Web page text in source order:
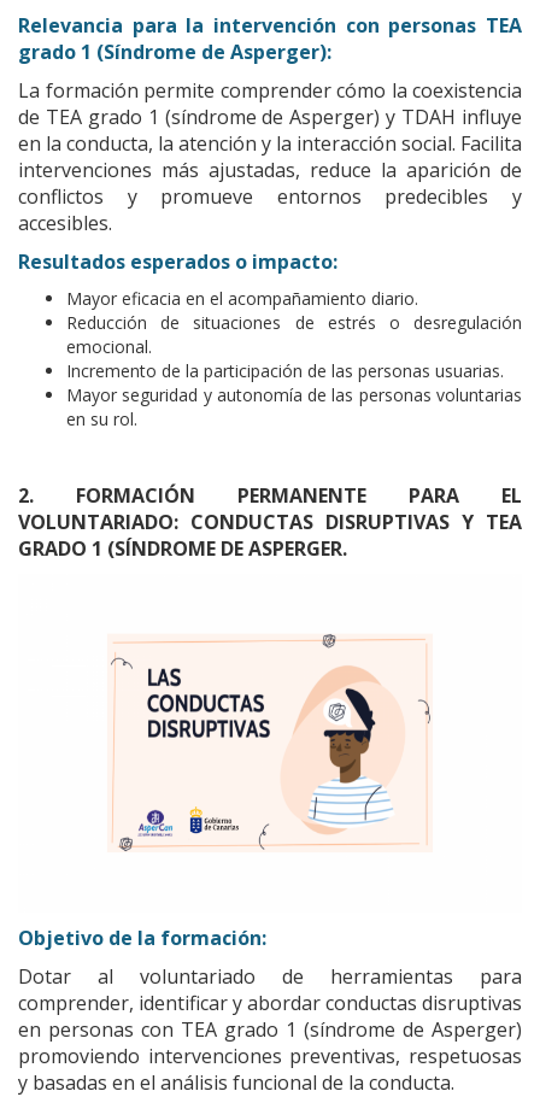
Relevancia para la intervención con personas TEA
grado 1 (Síndrome de Asperger):
La formación permite comprender cómo la coexistencia
de TEA grado 1 (síndrome de Asperger) y TDAH influye
en la conducta, la atención y la interacción social. Facilita
intervenciones más ajustadas, reduce la aparición de
conflictos y promueve entornos predecibles y
accesibles.
Resultados esperados o impacto:
Mayor eficacia en el acompañamiento diario.
Reducción de situaciones de estrés o desregulación
emocional.
Incremento de la participación de las personas usuarias.
Mayor seguridad y autonomía de las personas voluntarias
en su rol.
2. FORMACIÓN PERMANENTE PARA EL
VOLUNTARIADO: CONDUCTAS DISRUPTIVAS Y TEA
GRADO 1 (SÍNDROME DE ASPERGER.
Objetivo de la formación:
Dotar al voluntariado de herramientas para
comprender, identificar y abordar conductas disruptivas
en personas con TEA grado 1 (síndrome de Asperger)
promoviendo intervenciones preventivas, respetuosas
y basadas en el análisis funcional de la conducta.